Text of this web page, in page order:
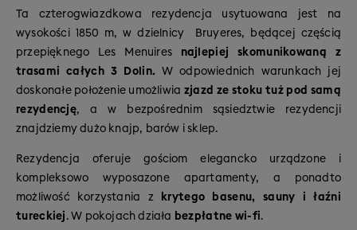
niebieskie i czerwone)
8% tras trudnych – dla poszukiwaczy
adrenaliny i mocniejszych wrażeń (czarne)
Les Menuires-St Martin, Méribel czy
Courchevel.
Ta czterogwiazdkowa rezydencja usytuowana jest na
wysokości 1850 m, w dzielnicy Bruyeres, będącej częścią
przepięknego Les Menuires
najlepiej skomunikowaną z
trasami całych 3 Dolin. W odpowiednich warunkach jej
doskonałe położenie umożliwia zjazd ze stoku tuż pod samą
rezydencję, a w bezpośrednim sąsiedztwie rezydencji
znajdziemy dużo knajp, barów i sklep.
Rezydencja oferuje gościom elegancko urządzone i
kompleksowo wyposazone apartamenty, a ponadto
możliwość korzystania z
krytego basenu, sauny i łaźni
tureckiej. W pokojach działa bezpłatne wi-fi.